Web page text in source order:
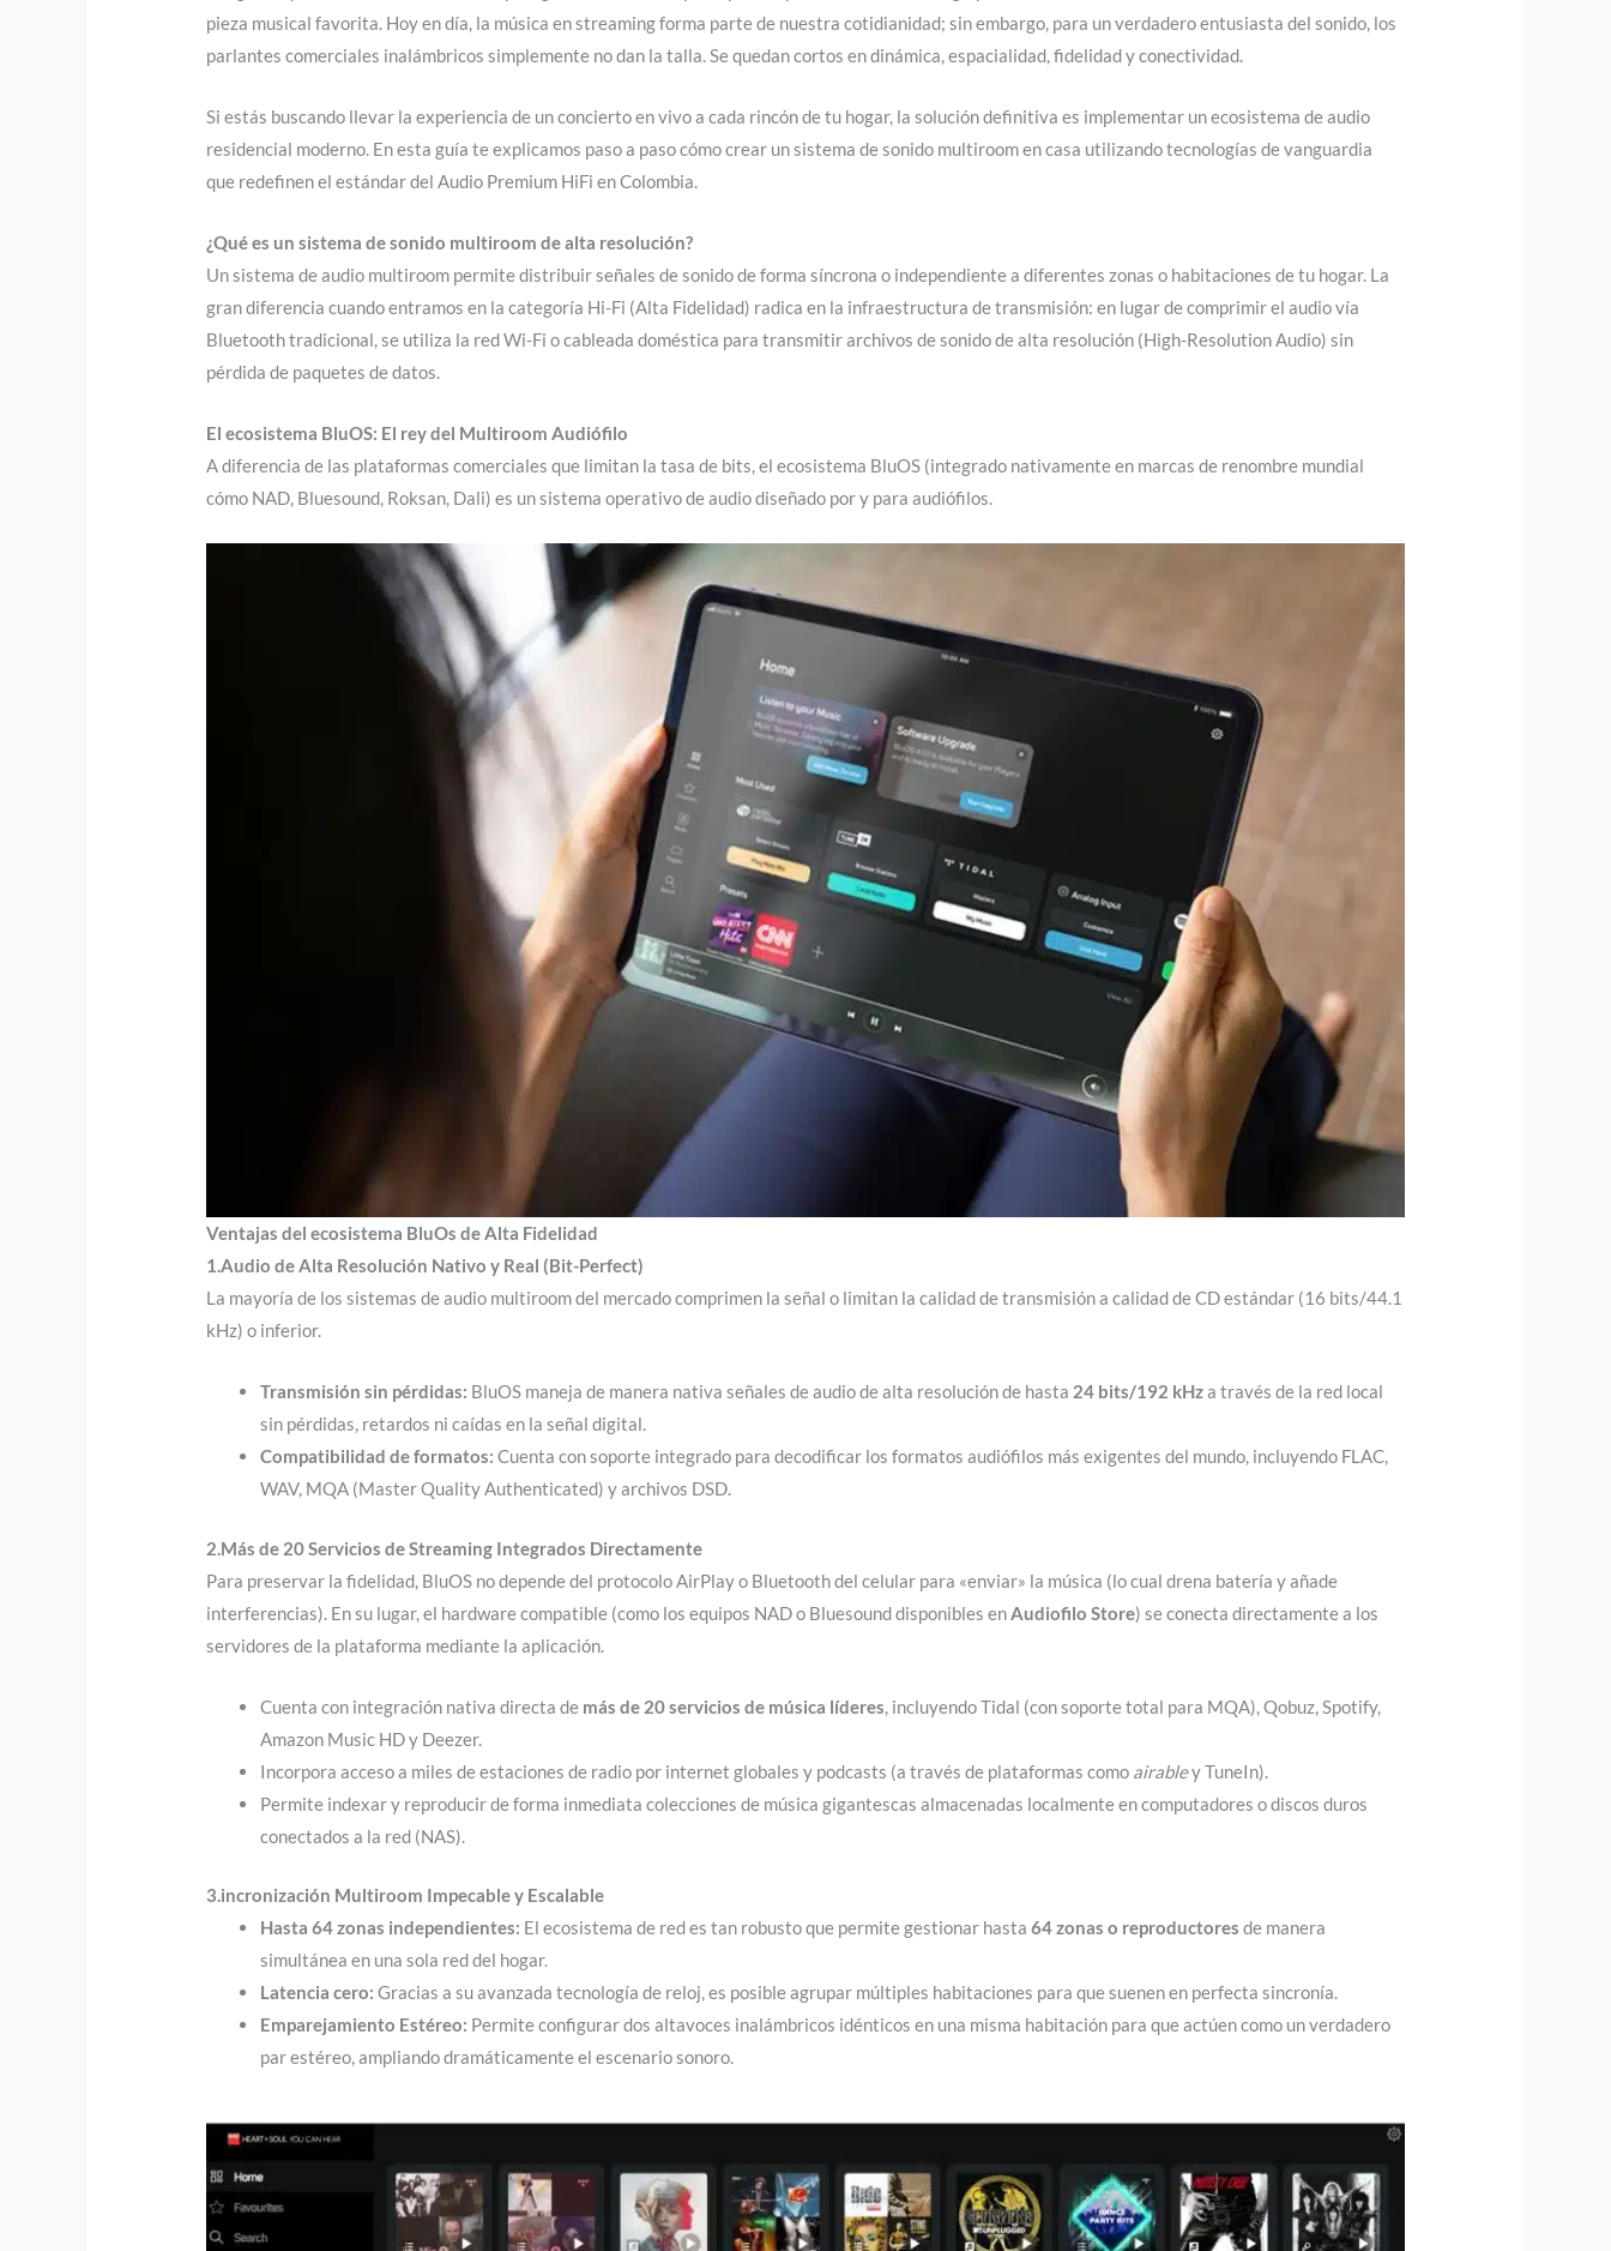
pieza musical favorita. Hoy en día, la música en streaming forma parte de nuestra cotidianidad; sin embargo, para un verdadero entusiasta del sonido, los
parlantes comerciales inalámbricos simplemente no dan la talla. Se quedan cortos en dinámica, espacialidad, fidelidad y conectividad.
Si estás buscando llevar la experiencia de un concierto en vivo a cada rincón de tu hogar, la solución definitiva es implementar un ecosistema de audio
residencial moderno. En esta guía te explicamos paso a paso cómo crear un sistema de sonido multiroom en casa utilizando tecnologías de vanguardia
que redefinen el estándar del Audio Premium HiFi en Colombia.
¿Qué es un sistema de sonido multiroom de alta resolución?
Un sistema de audio multiroom permite distribuir señales de sonido de forma síncrona o independiente a diferentes zonas o habitaciones de tu hogar. La
gran diferencia cuando entramos en la categoría Hi-Fi (Alta Fidelidad) radica en la infraestructura de transmisión: en lugar de comprimir el audio vía
Bluetooth tradicional, se utiliza la red Wi-Fi o cableada doméstica para transmitir archivos de sonido de alta resolución (High-Resolution Audio) sin
pérdida de paquetes de datos.
El ecosistema BluOS: El rey del Multiroom Audiófilo
A diferencia de las plataformas comerciales que limitan la tasa de bits, el ecosistema BluOS (integrado nativamente en marcas de renombre mundial
cómo NAD, Bluesound, Roksan, Dali) es un sistema operativo de audio diseñado por y para audiófilos.
Ventajas del ecosistema BluOs de Alta Fidelidad
1.Audio de Alta Resolución Nativo y Real (Bit-Perfect)
La mayoría de los sistemas de audio multiroom del mercado comprimen la señal o limitan la calidad de transmisión a calidad de CD estándar (16 bits/44.1
kHz) o inferior.
Transmisión sin pérdidas: BluOS maneja de manera nativa señales de audio de alta resolución de hasta 24 bits/192 kHza través de la red local
sin pérdidas, retardos ni caídas en la señal digital.
Compatibilidad de formatos: Cuenta con soporte integrado para decodificar los formatos audiófilos más exigentes del mundo, incluyendo FLAC,
WAV, MQA (Master Quality Authenticated) y archivos DSD.
2.Más de 20 Servicios de Streaming Integrados Directamente
Para preservar la fidelidad, BluOS no depende del protocolo AirPlay o Bluetooth del celular para «enviar» la música (lo cual drena batería y añade
interferencias). En su lugar, el hardware compatible (como los equipos NAD o Bluesound disponibles en Audiofilo Store) se conecta directamente a los
servidores de la plataforma mediante la aplicación.
Cuenta con integración nativa directa de más de 20 servicios de música líderes , incluyendo Tidal (con soporte total para MQA), Qobuz, Spotify,
Amazon Music HD y Deezer.
Incorpora acceso a miles de estaciones de radio por internet globales y podcasts (a través de plataformas como airabley TuneIn).
Permite indexar y reproducir de forma inmediata colecciones de música gigantescas almacenadas localmente en computadores o discos duros
conectados a la red (NAS).
3.incronización Multiroom Impecable y Escalable
Hasta 64 zonas independientes: El ecosistema de red es tan robusto que permite gestionar hasta64 zonas o reproductores de manera
simultánea en una sola red del hogar.
Latencia cero: Gracias a su avanzada tecnología de reloj, es posible agrupar múltiples habitaciones para que suenen en perfecta sincronía.
Emparejamiento Estéreo: Permite configurar dos altavoces inalámbricos idénticos en una misma habitación para que actúen como un verdadero
par estéreo, ampliando dramáticamente el escenario sonoro.